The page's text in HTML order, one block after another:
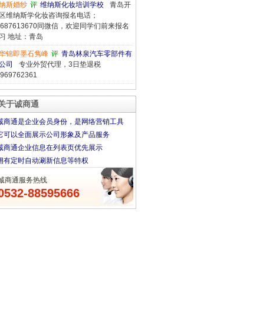
斯婚纱 评 维纳斯化妆培训学校
青岛开
维纳斯学化妆咨询报名电话；
同微信，欢迎同学们前来报名
地址：青岛
锦即墨石隽峰 评 青岛林泉汽车零部件有
司
专业外贸代理，3日垫退税
于诚商通
商通是企业会员身份，是网络营销工具
可以全面展示公司形象及产品服务
商通企业信息在列表页优先展示
有定时自动涮新信息等特权
商通服务热线
88595666